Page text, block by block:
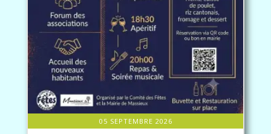
05 SEPTEMBRE 2026